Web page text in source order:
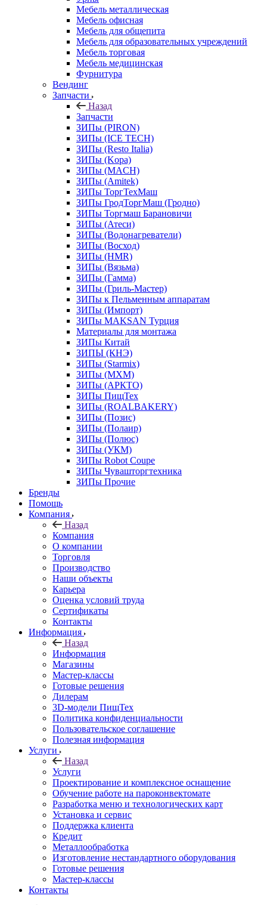
Мебель металлическая
Мебель офисная
Мебель для общепита
Мебель для образовательных учреждений
Мебель торговая
Мебель медицинская
Фурнитура
Вендинг
Запчасти
Назад
Запчасти
ЗИПы (PIRON)
ЗИПы (ICE TECH)
ЗИПы (Resto Italia)
ЗИПы (Kopa)
ЗИПы (MACH)
ЗИПы (Amitek)
ЗИПы ТоргТехМаш
ЗИПы ГродТоргМаш (Гродно)
ЗИПы Торгмаш Барановичи
ЗИПы (Атеси)
ЗИПы (Водонагреватели)
ЗИПы (Восход)
ЗИПы (HMR)
ЗИПы (Вязьма)
ЗИПы (Гамма)
ЗИПы (Гриль-Мастер)
ЗИПы к Пельменным аппаратам
ЗИПы (Импорт)
ЗИПы MAKSAN Турция
Материалы для монтажа
ЗИПы Китай
ЗИПЫ (КНЭ)
ЗИПы (Starmix)
ЗИПы (МХМ)
ЗИПы (АРКТО)
ЗИПы ПищТех
ЗИПы (ROALBAKERY)
ЗИПы (Позис)
ЗИПы (Полаир)
ЗИПы (Полюс)
ЗИПы (УКМ)
ЗИПы Robot Coupe
ЗИПы Чувашторгтехника
ЗИПы Прочие
Бренды
Помощь
Компания
Назад
Компания
О компании
Торговля
Производство
Наши объекты
Карьера
Оценка условий труда
Сертификаты
Контакты
Информация
Назад
Информация
Магазины
Мастер-классы
Готовые решения
Дилерам
3D-модели ПищТех
Политика конфиденциальности
Пользовательское соглашение
Полезная информация
Услуги
Назад
Услуги
Проектирование и комплексное оснащение
Обучение работе на пароконвектомате
Разработка меню и технологических карт
Установка и сервис
Поддержка клиента
Кредит
Металлообработка
Изготовление нестандартного оборудования
Готовые решения
Мастер-классы
Контакты